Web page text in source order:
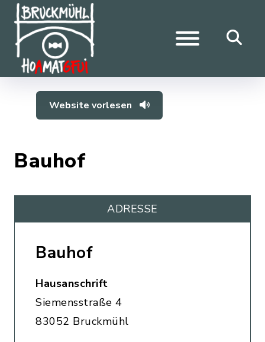
Website vorlesen
Bauhof
ADRESSE
Bauhof
Hausanschrift
Siemensstraße 4
83052 Bruckmühl